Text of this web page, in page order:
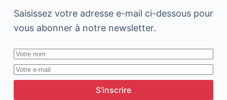
Saisissez votre adresse e-mail ci-dessous pour
vous abonner à notre newsletter.
S’inscrire